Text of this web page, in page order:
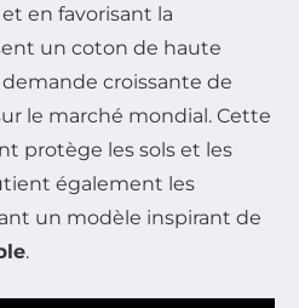
et en favorisant la
un coton de haute
croissante de
le marché mondial. Cette
protège les sols et les
également les
un modèle inspirant de
.